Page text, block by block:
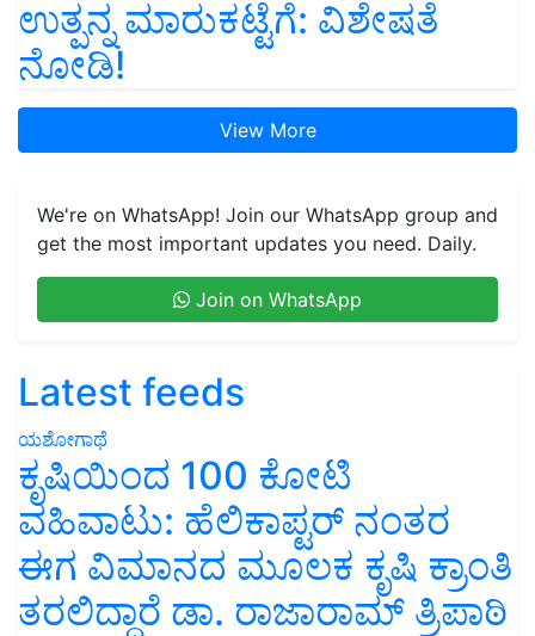
ಉತ್ಪನ್ನ ಮಾರುಕಟ್ಟೆಗೆ: ವಿಶೇಷತೆ
ನೋಡಿ!
View More
We're on WhatsApp! Join our WhatsApp group and
get the most important updates you need. Daily.
Join on WhatsApp
Latest feeds
ಯಶೋಗಾಥೆ
ಕೃಷಿಯಿಂದ 100 ಕೋಟಿ
ವಹಿವಾಟು: ಹೆಲಿಕಾಪ್ಟರ್ ನಂತರ
ಈಗ ವಿಮಾನದ ಮೂಲಕ ಕೃಷಿ ಕ್ರಾಂತಿ
ತರಲಿದ್ದಾರೆ ಡಾ. ರಾಜಾರಾಮ್ ತ್ರಿಪಾಠಿ